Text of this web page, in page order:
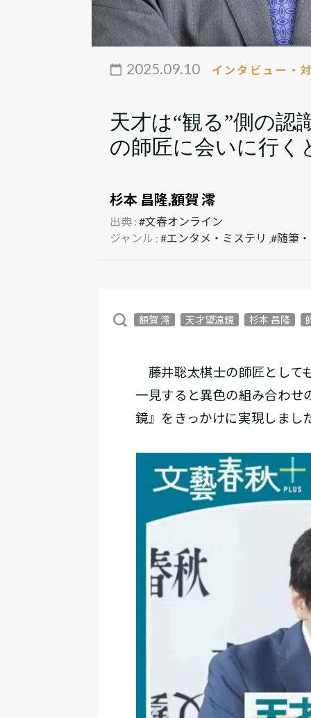
2025.09.10 インタビュー・
天才は“観る”側の認
の師匠に会いに行
杉本 昌隆,額賀 澪
出典 : #文春オンライン
ジャンル : #エンタメ・ミステリ ,#随筆
額賀 澪 天才望遠鏡 杉本 昌隆
藤井聡太棋士の師匠として
一見すると異色の組み合わせ
鏡』をきっかけに実現しまし